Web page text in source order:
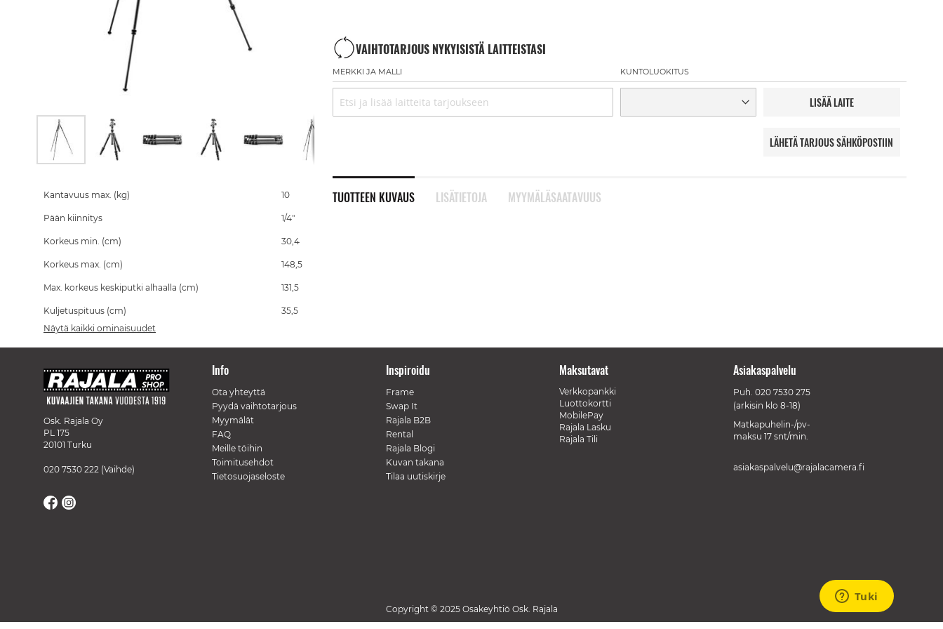
VAIHTOTARJOUS NYKYISISTÄ LAITTEISTASI
MERKKI JA MALLI KUNTOLUOKITUS
LISÄÄ LAITE
LÄHETÄ TARJOUS SÄHKÖPOSTIIN
TUOTTEEN KUVAUS LISÄTIETOJA MYYMÄLÄSAATAVUUS
the
images
Kantavuus max. (kg) 10
Pään kiinnitys 1/4"
Korkeus min. (cm) 30,4
Korkeus max. (cm) 148,5
Max. korkeus keskiputki alhaalla (cm) 131,5
Kuljetuspituus (cm)
35,5
Näytä kaikki ominaisuudet
Osk. Rajala Oy
PL 175
20101 Turku
020 7530 222 (Vaihde)
Info
Ota yhteyttä
Pyydä vaihtotarjous
Myymälät
FAQ
Meille töihin
Toimitusehdot
Tietosuojaseloste
Inspiroidu
Frame
Swap It
Rajala B2B
Rental
Rajala Blogi
Kuvan takana
Tilaa uutiskirje
Maksutavat
Verkkopankki
Luottokortti
MobilePay
Rajala Lasku
Rajala Tili
Asiakaspalvelu
Puh. 020 7530 275
(arkisin klo 8-18)
Matkapuhelin-/pv-
maksu 17 snt/min.
asiakaspalvelu@rajalacamera.fi
Copyright © 2025 Osakeyhtiö Osk. Rajala